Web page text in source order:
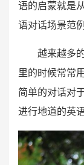
语的启蒙就是
语对话场景范
越来越多
里的时候常常
简单的对话对
进行地道的英